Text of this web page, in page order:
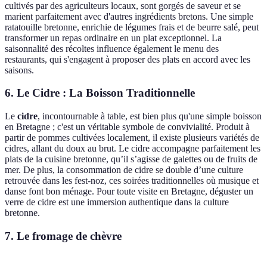
cultivés par des agriculteurs locaux, sont gorgés de saveur et se
marient parfaitement avec d'autres ingrédients bretons. Une simple
ratatouille bretonne, enrichie de légumes frais et de beurre salé, peut
transformer un repas ordinaire en un plat exceptionnel. La
saisonnalité des récoltes influence également le menu des
restaurants, qui s'engagent à proposer des plats en accord avec les
saisons.
6. Le Cidre : La Boisson Traditionnelle
Le cidre, incontournable à table, est bien plus qu'une simple boisson
en Bretagne ; c'est un véritable symbole de convivialité. Produit à
partir de pommes cultivées localement, il existe plusieurs variétés de
cidres, allant du doux au brut. Le cidre accompagne parfaitement les
plats de la cuisine bretonne, qu’il s’agisse de galettes ou de fruits de
mer. De plus, la consommation de cidre se double d’une culture
retrouvée dans les fest-noz, ces soirées traditionnelles où musique et
danse font bon ménage. Pour toute visite en Bretagne, déguster un
verre de cidre est une immersion authentique dans la culture
bretonne.
7. Le fromage de chèvre